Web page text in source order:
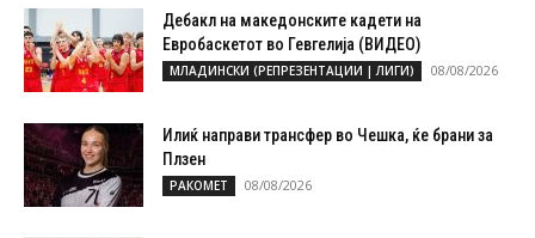
Дебакл на македонските кадети на
Евробаскетот во Гевгелија (ВИДЕО)
МЛАДИНСКИ (РЕПРЕЗЕНТАЦИИ | ЛИГИ) 08/08/2026
Илиќ направи трансфер во Чешка, ќе брани за
Плзен
РАКОМЕТ 08/08/2026